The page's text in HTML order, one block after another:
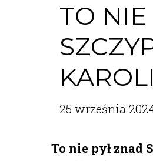
TO
25 września
To nie pył znad